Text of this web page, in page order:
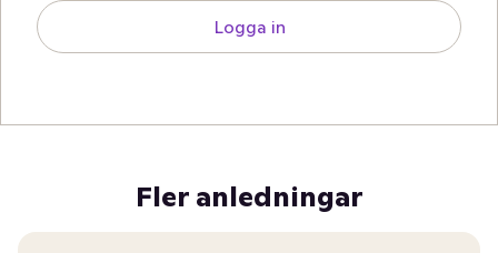
Logga in
Fler anledningar